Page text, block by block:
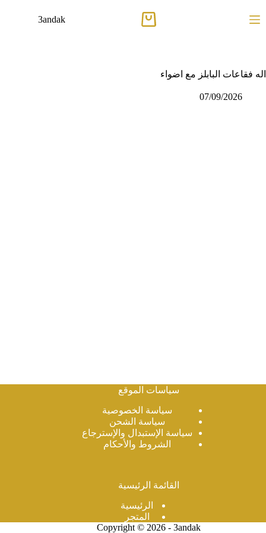
إلى
عربة
3andak
اله فقاعات البابلز مع اضواء
07/09/2026
سياسات الموقع
سياسة الخصوصية
سياسة الشحن
سياسة الإستبدال والإسترجاع
الشروط والأحكام
القائمة الرئيسية
الرئيسية
المتجر
Copyright © 2026 - 3andak